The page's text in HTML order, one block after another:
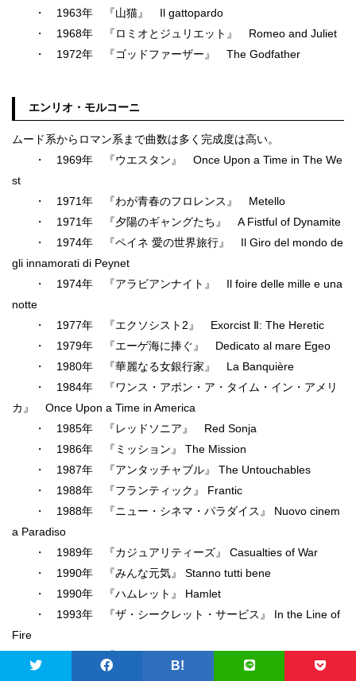
・ 1963年 『山猫』 Il gattopardo
・ 1968年 『ロミオとジュリエット』 Romeo and Juliet
・ 1972年 『ゴッドファーザー』 The Godfather
エンリオ・モルコーニ
ムード系からロマン系まで曲数は多く完成度は高い。
・ 1969年 『ウエスタン』 Once Upon a Time in The We
st
・ 1971年 『わが青春のフロレンス』 Metello
・ 1971年 『夕陽のギャングたち』 A Fistful of Dynamite
・ 1974年 『ペイネ 愛の世界旅行』 Il Giro del mondo de
gli innamorati di Peynet
・ 1974年 『アラビアンナイト』 Il foire delle mille e una
notte
・ 1977年 『エクソシスト2』 Exorcist Ⅱ: The Heretic
・ 1979年 『エーゲ海に捧ぐ』 Dedicato al mare Egeo
・ 1980年 『華麗なる女銀行家』 La Banquière
・ 1984年 『ワンス・アポン・ア・タイム・イン・アメリ
カ』 Once Upon a Time in America
・ 1985年 『レッドソニア』 Red Sonja
・ 1986年 『ミッション』 The Mission
・ 1987年 『アンタッチャブル』 The Untouchables
・ 1988年 『フランティック』 Frantic
・ 1988年 『ニュー・シネマ・パラダイス』 Nuovo cinem
a Paradiso
・ 1989年 『カジュアリティーズ』 Casualties of War
・ 1990年 『みんな元気』 Stanno tutti bene
・ 1990年 『ハムレット』 Hamlet
・ 1993年 『ザ・シークレット・サービス』 In the Line of
Fire
・ 1997年 『ロリータ』 Lolita
B!